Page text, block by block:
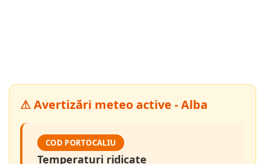
⚠ Avertizări meteo active - Alba
COD PORTOCALIU
Temperaturi ridicate